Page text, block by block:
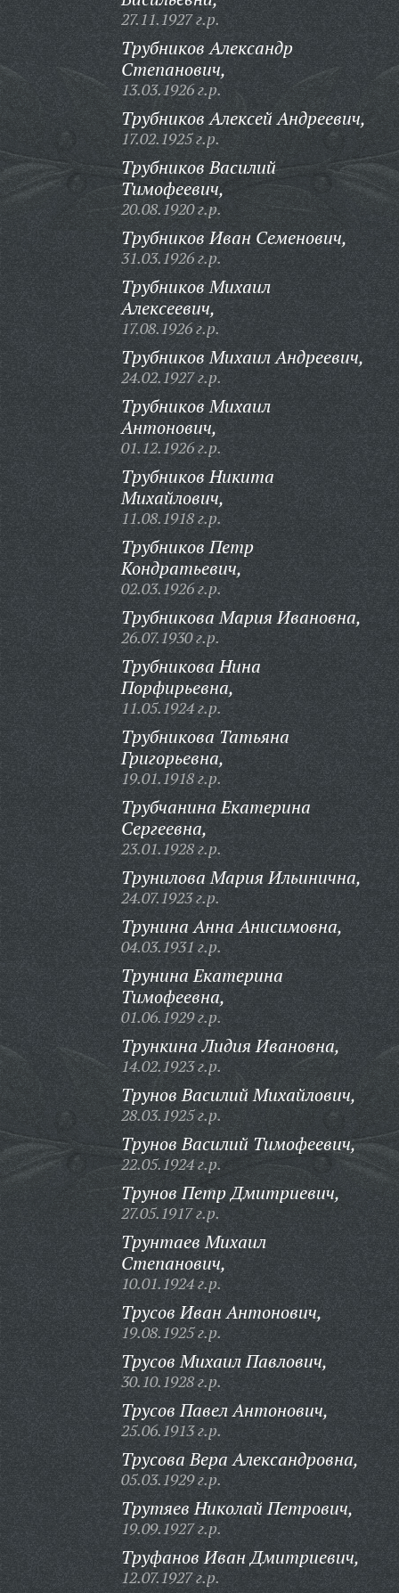
27.11.1927 г.р.
Трубников Александр
Степанович,
13.03.1926 г.р.
Трубников Алексей Андреевич,
17.02.1925 г.р.
Трубников Василий
Тимофеевич,
20.08.1920 г.р.
Трубников Иван Семенович,
31.03.1926 г.р.
Трубников Михаил
Алексеевич,
17.08.1926 г.р.
Трубников Михаил Андреевич,
24.02.1927 г.р.
Трубников Михаил
Антонович,
01.12.1926 г.р.
Трубников Никита
Михайлович,
11.08.1918 г.р.
Трубников Петр
Кондратьевич,
02.03.1926 г.р.
Трубникова Мария Ивановна,
26.07.1930 г.р.
Трубникова Нина
Порфирьевна,
11.05.1924 г.р.
Трубникова Татьяна
Григорьевна,
19.01.1918 г.р.
Трубчанина Екатерина
Сергеевна,
23.01.1928 г.р.
Трунилова Мария Ильинична,
24.07.1923 г.р.
Трунина Анна Анисимовна,
04.03.1931 г.р.
Трунина Екатерина
Тимофеевна,
01.06.1929 г.р.
Трункина Лидия Ивановна,
14.02.1923 г.р.
Трунов Василий Михайлович,
28.03.1925 г.р.
Трунов Василий Тимофеевич,
22.05.1924 г.р.
Трунов Петр Дмитриевич,
27.05.1917 г.р.
Трунтаев Михаил
Степанович,
10.01.1924 г.р.
Трусов Иван Антонович,
19.08.1925 г.р.
Трусов Михаил Павлович,
30.10.1928 г.р.
Трусов Павел Антонович,
25.06.1913 г.р.
Трусова Вера Александровна,
05.03.1929 г.р.
Трутяев Николай Петрович,
19.09.1927 г.р.
Труфанов Иван Дмитриевич,
12.07.1927 г.р.